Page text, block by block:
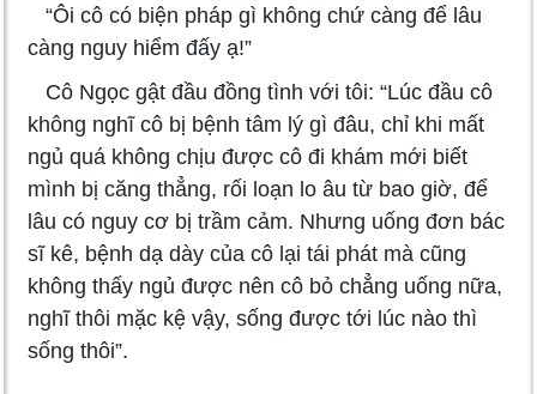
“Ôi cô có biện pháp gì không chứ càng để lâu
càng nguy hiểm đấy ạ!”
Cô Ngọc gật đầu đồng tình với tôi: “Lúc đầu cô
không nghĩ cô bị bệnh tâm lý gì đâu, chỉ khi mất
ngủ quá không chịu được cô đi khám mới biết
mình bị căng thẳng, rối loạn lo âu từ bao giờ, để
lâu có nguy cơ bị trầm cảm. Nhưng uống đơn bác
sĩ kê, bệnh dạ dày của cô lại tái phát mà cũng
không thấy ngủ được nên cô bỏ chẳng uống nữa,
nghĩ thôi mặc kệ vậy, sống được tới lúc nào thì
sống thôi”.